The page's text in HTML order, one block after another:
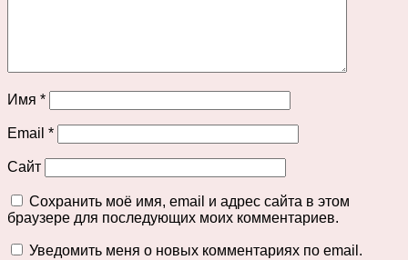
Имя *
Email *
Сайт
Сохранить моё имя, email и адрес сайта в этом
браузере для последующих моих комментариев.
Уведомить меня о новых комментариях по email.